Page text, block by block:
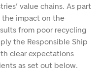
value chains. As part
the impact on the
from poor recycling
the Responsible Ship
clear expectations
as set out below.